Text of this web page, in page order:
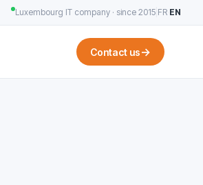
Luxembourg IT company · since 2015 FR EN
Contact us→